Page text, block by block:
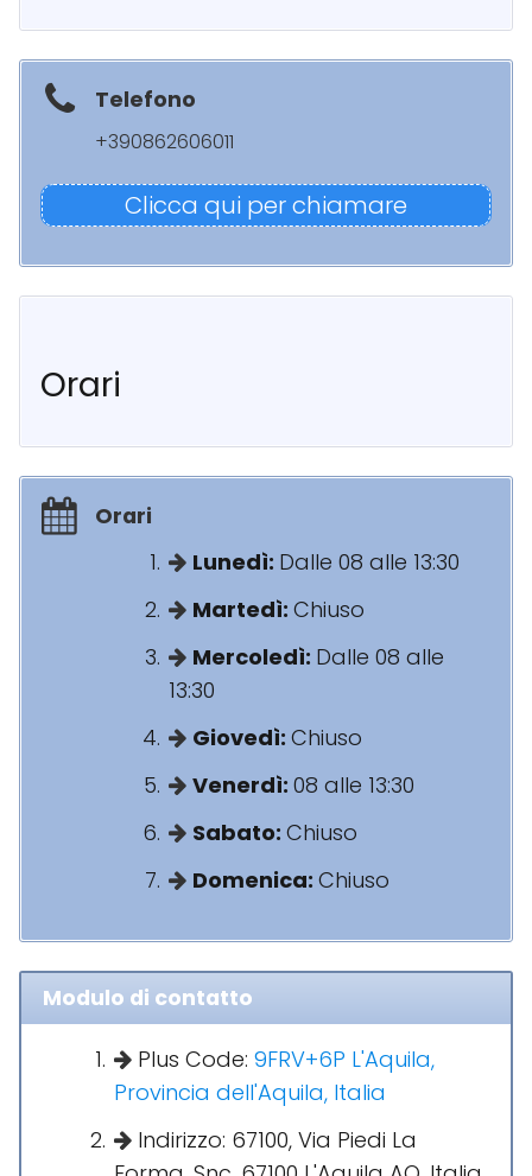
Telefono
+390862606011
Clicca qui per chiamare
Orari
Orari
Lunedì: Dalle 08 alle 13:30
Martedì: Chiuso
Mercoledì: Dalle 08 alle
13:30
Giovedì: Chiuso
Venerdì: 08 alle 13:30
Sabato: Chiuso
Domenica: Chiuso
Modulo di contatto
Plus Code: 9FRV+6P L'Aquila,
Provincia dell'Aquila, Italia
Indirizzo: 67100, Via Piedi La